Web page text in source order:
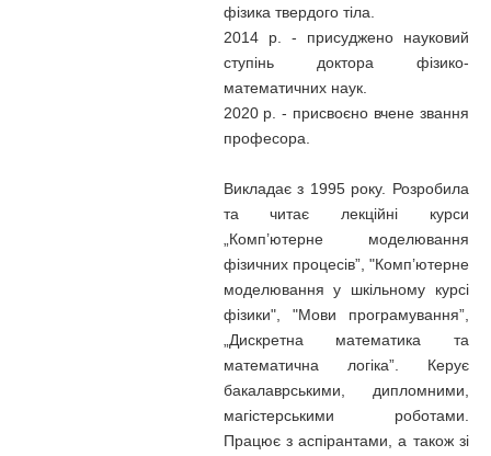
фізика твердого тіла.
2014 р. - присуджено науковий
ступінь доктора фізико-
математичних наук.
2020 р. - присвоєно вчене звання
професора.
Викладає з 1995 року. Розробила
та читає лекційні курси
„Комп’ютерне моделювання
фізичних процесів”, "Комп’ютерне
моделювання у шкільному курсі
фізики", "Мови програмування”,
„Дискретна математика та
математична логіка”. Керує
бакалаврськими, дипломними,
магістерськими роботами.
Працює з аспірантами, а також зі